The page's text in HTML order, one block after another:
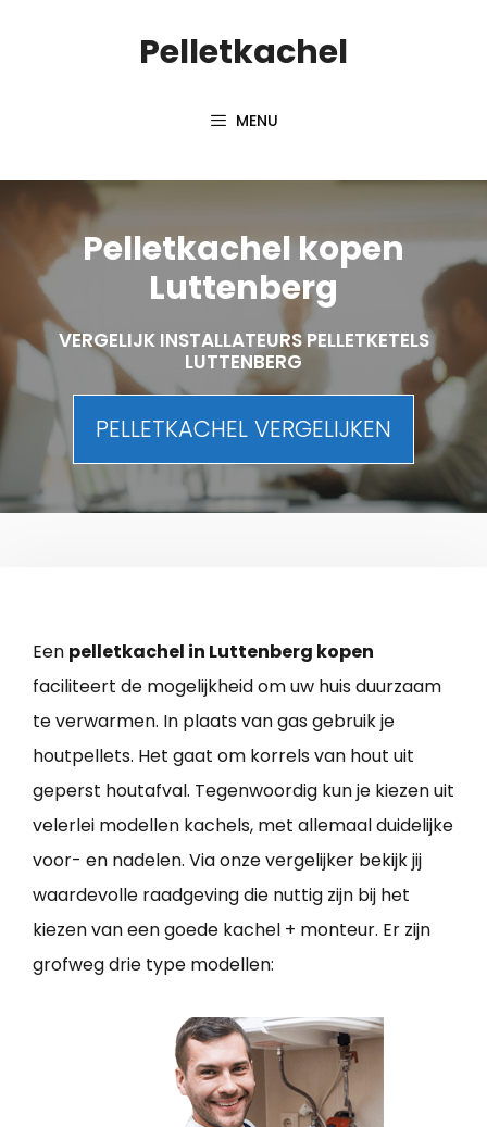
Pelletkachel
MENU
Pelletkachel kopen
Luttenberg
VERGELIJK INSTALLATEURS PELLETKETELS
LUTTENBERG
PELLETKACHEL VERGELIJKEN
Een pelletkachel in Luttenberg kopen
faciliteert de mogelijkheid om uw huis duurzaam
te verwarmen. In plaats van gas gebruik je
houtpellets. Het gaat om korrels van hout uit
geperst houtafval. Tegenwoordig kun je kiezen uit
velerlei modellen kachels, met allemaal duidelijke
voor- en nadelen. Via onze vergelijker bekijk jij
waardevolle raadgeving die nuttig zijn bij het
kiezen van een goede kachel + monteur. Er zijn
grofweg drie type modellen: